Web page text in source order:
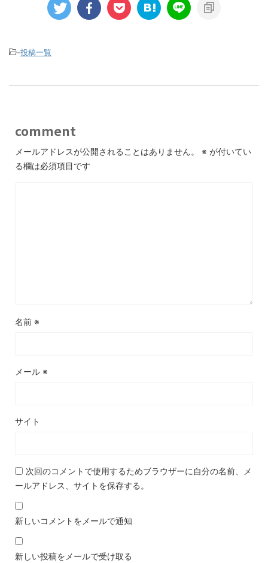
-投稿一覧
comment
メールアドレスが公開されることはありません。 ※ が付いてい
る欄は必須項目です
名前 ※
メール ※
サイト
次回のコメントで使用するためブラウザーに自分の名前、メ
ールアドレス、サイトを保存する。
新しいコメントをメールで通知
新しい投稿をメールで受け取る